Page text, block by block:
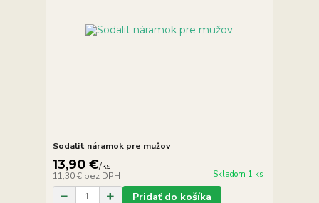
Sodalit náramok pre mužov
13,90 €/ks
11,30 € bez DPH Skladom 1 ks
Pridať do košíka